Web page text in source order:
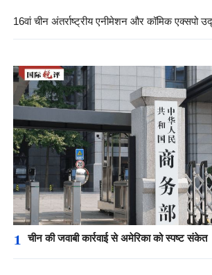
16वां चीन अंतर्राष्ट्रीय एनीमेशन और कॉमिक एक्सपो
1 चीन की जवाबी कार्रवाई से अमेरिका को स्पष्ट संकेत